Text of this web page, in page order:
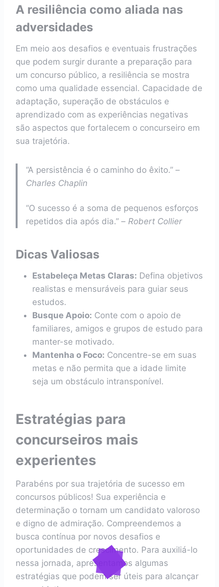
A resiliência como aliada nas
adversidades
Em meio aos desafios e eventuais frustrações
que podem surgir durante a preparação para
um concurso público, a resiliência se mostra
como uma qualidade essencial. Capacidade de
adaptação, superação de obstáculos e
aprendizado com as experiências negativas
são aspectos que fortalecem o concurseiro em
sua trajetória.
“A persistência é o caminho do êxito.” –
Charles Chaplin
“O sucesso é a soma de pequenos esforços
repetidos dia após dia.” – Robert Collier
Dicas Valiosas
Estabeleça Metas Claras: Defina objetivos
realistas e mensuráveis para guiar seus
estudos.
Busque Apoio: Conte com o apoio de
familiares, amigos e grupos de estudo para
manter-se motivado.
Mantenha o Foco: Concentre-se em suas
metas e não permita que a idade limite
seja um obstáculo intransponível.
Estratégias para
concurseiros mais
experientes
Parabéns por sua trajetória de sucesso em
concursos públicos! Sua experiência e
determinação o tornam um candidato valoroso
e digno de admiração. Compreendemos a
busca contínua por novos desafios e
oportunidades de crescimento. Para auxiliá-lo
nessa jornada, apresentamos algumas
estratégias que podem ser úteis para alcançar